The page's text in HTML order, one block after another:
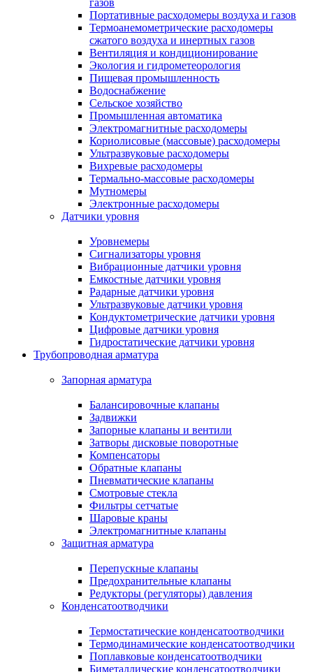
газов
Портативные расходомеры воздуха и газов
Термоанемометрические расходомеры
сжатого воздуха и инертных газов
Вентиляция и кондиционирование
Экология и гидрометеорология
Пищевая промышленность
Водоснабжение
Сельское хозяйство
Промышленная автоматика
Электромагнитные расходомеры
Кориолисовые (массовые) расходомеры
Ультразвуковые расходомеры
Вихревые расходомеры
Термально-массовые расходомеры
Мутномеры
Электронные расходомеры
Датчики уровня
Уровнемеры
Сигнализаторы уровня
Вибрационные датчики уровня
Емкостные датчики уровня
Радарные датчики уровня
Ультразвуковые датчики уровня
Кондуктометрические датчики уровня
Цифровые датчики уровня
Гидростатические датчики уровня
Трубопроводная арматура
Запорная арматура
Балансировочные клапаны
Задвижки
Запорные клапаны и вентили
Затворы дисковые поворотные
Компенсаторы
Обратные клапаны
Пневматические клапаны
Смотровые стекла
Фильтры сетчатые
Шаровые краны
Электромагнитные клапаны
Защитная арматура
Перепускные клапаны
Предохранительные клапаны
Редукторы (регуляторы) давления
Конденсатоотводчики
Термостатические конденсатоотводчики
Термодинамические конденсатоотводчики
Поплавковые конденсатоотводчики
Биметаллические конденсатоотводчики